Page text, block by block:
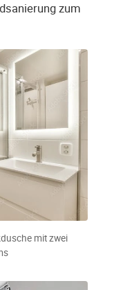
zum
mit zwei